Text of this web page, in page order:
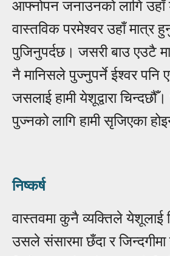
आफ्नोपन जनाउनको लागि उहाँ
वास्तविक परमेश्वर उहाँ मात्र
पुजिनुपर्दछ। जसरी बाउ एउटै
नै मानिसले पुज्नुपर्ने ईश्वर पनि
जसलाई हामी येशूद्वारा
पुज्नको लागि हामी सृजिएका
निष्कर्ष
वास्तवमा कुनै व्यक्तिले येशूलाई
उसले संसारमा छँदा र जिन्दगीमा